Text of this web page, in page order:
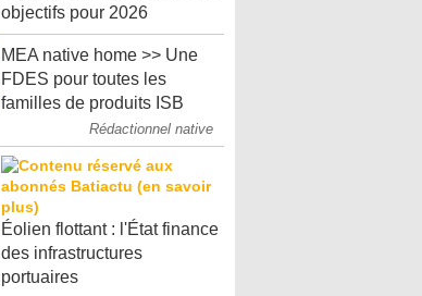
objectifs pour 2026
MEA native home >> Une
FDES pour toutes les
familles de produits ISB
Rédactionnel native
Éolien flottant : l'État finance
des infrastructures
portuaires